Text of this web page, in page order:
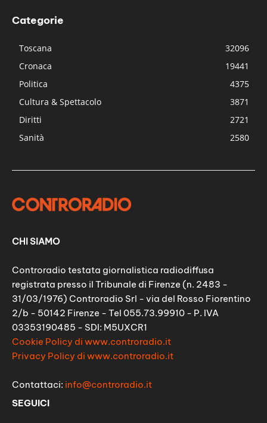
Categorie
Toscana
32096
Cronaca
19441
Politica
4375
Cultura & Spettacolo
3871
Diritti
2721
Sanità
2580
CHI SIAMO
Controradio testata giornalistica radiodiffusa
registrata presso il Tribunale di Firenze (n. 2483 -
31/03/1976) Controradio Srl - via del Rosso Fiorentino
2/b - 50142 Firenze - Tel 055.73.99910 - P. IVA
03353190485 - SDI: M5UXCR1
Cookie Policy di www.controradio.it
Privacy Policy di www.controradio.it
Contattaci: info@controradio.it
SEGUICI